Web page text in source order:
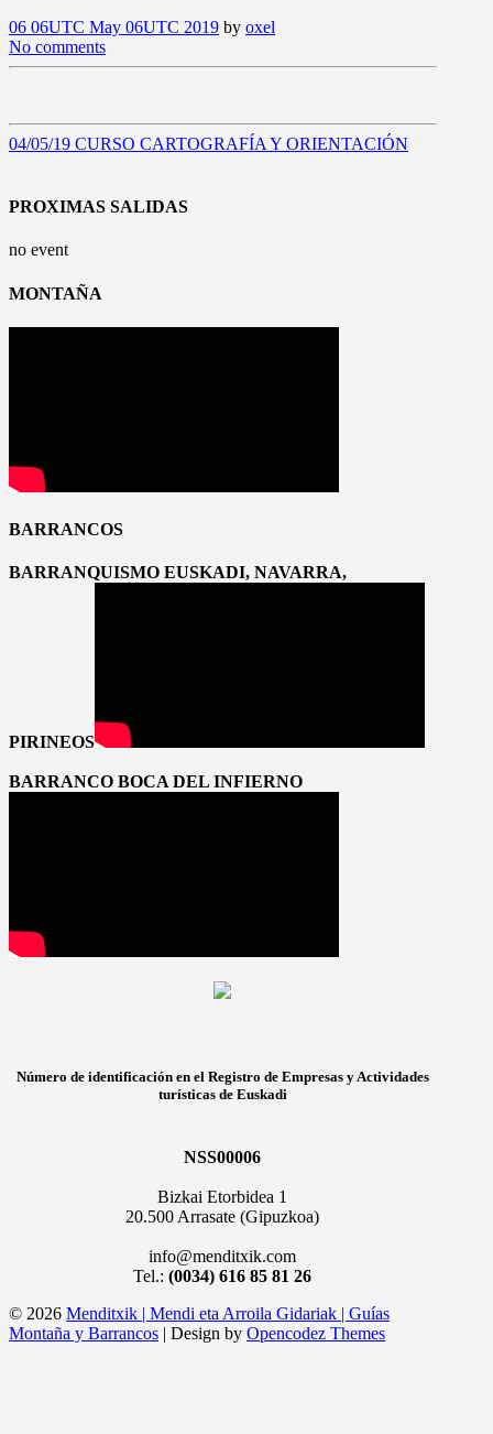
06 06UTC May 06UTC 2019 by oxel
No comments
04/05/19 CURSO CARTOGRAFÍA Y ORIENTACIÓN
PROXIMAS SALIDAS
no event
MONTAÑA
BARRANCOS
BARRANQUISMO EUSKADI, NAVARRA,
PIRINEOS
BARRANCO BOCA DEL INFIERNO
Número de identificación en el Registro de Empresas y Actividades
turísticas de Euskadi
NSS00006
Bizkai Etorbidea 1
20.500 Arrasate (Gipuzkoa)
info@menditxik.com
Tel.:(0034) 616 85 81 26
© 2026 Menditxik | Mendi eta Arroila Gidariak | Guías
Montaña y Barrancos | Design by Opencodez Themes